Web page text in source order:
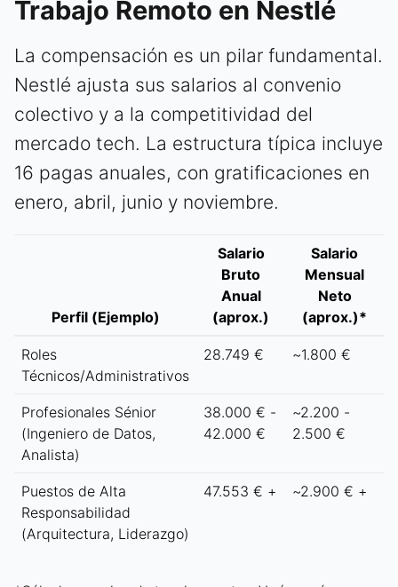
Trabajo Remoto en Nestlé
La compensación es un pilar fundamental.
Nestlé ajusta sus salarios al convenio
colectivo y a la competitividad del
mercado tech. La estructura típica incluye
16 pagas anuales, con gratificaciones en
enero, abril, junio y noviembre.
Perfil (Ejemplo)
Salario
Bruto
Anual
(aprox.)
Salario
Mensual
Neto
(aprox.)*
Roles
Técnicos/Administrativos
28.749 € ~1.800 €
Profesionales Sénior
(Ingeniero de Datos,
Analista)
38.000 € -
42.000 €
~2.200 -
2.500 €
Puestos de Alta
Responsabilidad
(Arquitectura, Liderazgo)
47.553 € + ~2.900 € +